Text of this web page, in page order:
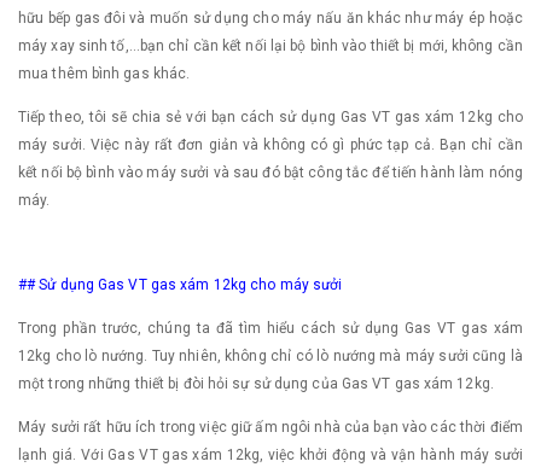
hữu bếp gas đôi và muốn sử dụng cho máy nấu ăn khác như máy ép hoặc
máy xay sinh tố,…bạn chỉ cần kết nối lại bộ bình vào thiết bị mới, không cần
mua thêm bình gas khác.
Tiếp theo, tôi sẽ chia sẻ với bạn cách sử dụng Gas VT gas xám 12kg cho
máy sưởi. Việc này rất đơn giản và không có gì phức tạp cả. Bạn chỉ cần
kết nối bộ bình vào máy sưởi và sau đó bật công tắc để tiến hành làm nóng
máy.
## Sử dụng Gas VT gas xám 12kg cho máy sưởi
Trong phần trước, chúng ta đã tìm hiểu cách sử dụng Gas VT gas xám
12kg cho lò nướng. Tuy nhiên, không chỉ có lò nướng mà máy sưởi cũng là
một trong những thiết bị đòi hỏi sự sử dụng của Gas VT gas xám 12kg.
Máy sưởi rất hữu ích trong việc giữ ấm ngôi nhà của bạn vào các thời điểm
lạnh giá. Với Gas VT gas xám 12kg, việc khởi động và vận hành máy sưởi